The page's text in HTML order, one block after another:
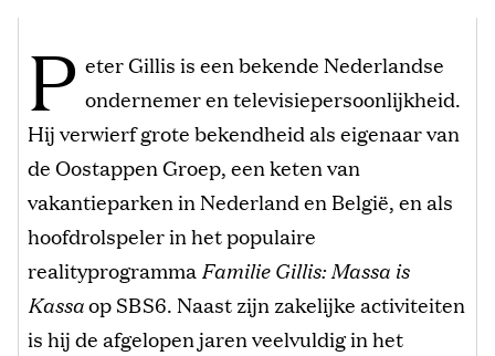
P eter Gillis is een bekende Nederlandse
ondernemer en televisiepersoonlijkheid.
Hij verwierf grote bekendheid als eigenaar van
de Oostappen Groep, een keten van
vakantieparken in Nederland en België, en als
hoofdrolspeler in het populaire
realityprogramma Familie Gillis: Massa is
Kassaop SBS6. Naast zijn zakelijke activiteiten
is hij de afgelopen jaren veelvuldig in het